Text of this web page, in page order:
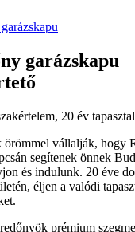
garázskapu
20 év
örömmel vállalják, hogy
segítenek önnek
és indulunk. 20 éve
éljen a valódi
prémium